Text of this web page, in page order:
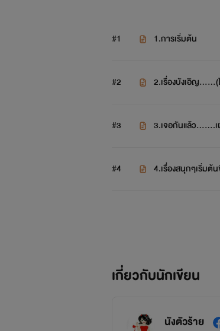
#1 1.การเริ่มต้น
#2 2.เรื่องบังเอิญ
#3 3.เจอกันแล้ว.......
#4 4.เรื่องสนุกๆเริ่มต้
เกี่ยวกับนักเขียน
นังตัวร้าย